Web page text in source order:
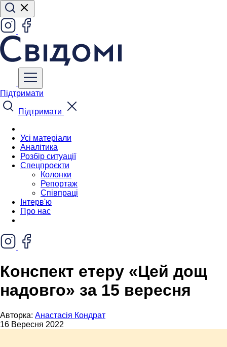
Підтримати
Підтримати
Усі матеріали
Аналітика
Розбір ситуації
Спецпроєкти
Колонки
Репортаж
Співпраці
Інтерв'ю
Про нас
Конспект етеру «Цей дощ
надовго» за 15 вересня
Авторка: Анастасія Кондрат
16 Вересня 2022